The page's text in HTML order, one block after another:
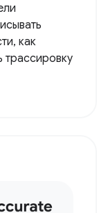
как
трассировку